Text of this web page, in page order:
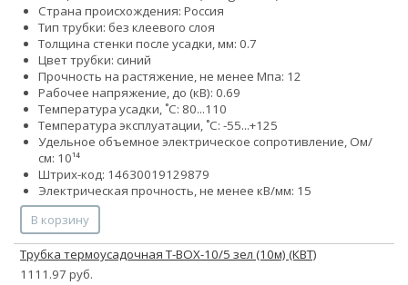
Страна происхождения: Россия
Тип трубки: без клеевого слоя
Толщина стенки после усадки, мм: 0.7
Цвет трубки: синий
Прочность на растяжение, не менее Мпа: 12
Рабочее напряжение, до (кВ): 0.69
Температура усадки, ˚С: 80...110
Температура эксплуатации, ˚С: -55...+125
Удельное объемное электрическое сопротивление, Ом/
см: 10¹⁴
Штрих-код: 14630019129879
Электрическая прочность, не менее кВ/мм: 15
В корзину
Трубка термоусадочная Т-BOX-10/5 зел (10м) (КВТ)
1111.97 руб.